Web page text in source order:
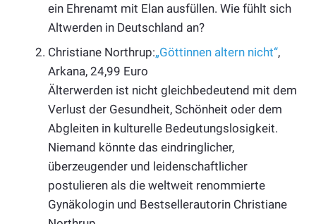
ein Ehrenamt mit Elan ausfüllen. Wie fühlt sich
Altwerden in Deutschland an?
Christiane Northrup:„Göttinnen altern nicht“,
Arkana, 24,99 Euro
Älterwerden ist nicht gleichbedeutend mit dem
Verlust der Gesundheit, Schönheit oder dem
Abgleiten in kulturelle Bedeutungslosigkeit.
Niemand könnte das eindringlicher,
überzeugender und leidenschaftlicher
postulieren als die weltweit renommierte
Gynäkologin und Bestsellerautorin Christiane